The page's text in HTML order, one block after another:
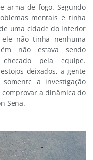
arma de fogo. Segundo
mentais e tinha
uma cidade do interior
não tinha nenhuma
não estava sendo
pela equipe.
deixados, a gente
a investigação
a dinâmica do
Sena.